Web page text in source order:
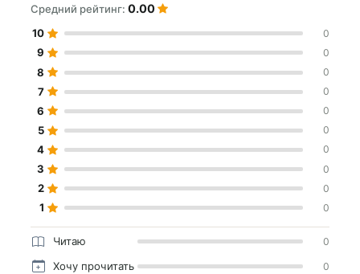
Средний рейтинг: 0.00
10 0
9 0
8 0
7 0
6 0
5 0
4 0
3 0
2 0
1 0
Читаю 0
Хочу прочитать 0